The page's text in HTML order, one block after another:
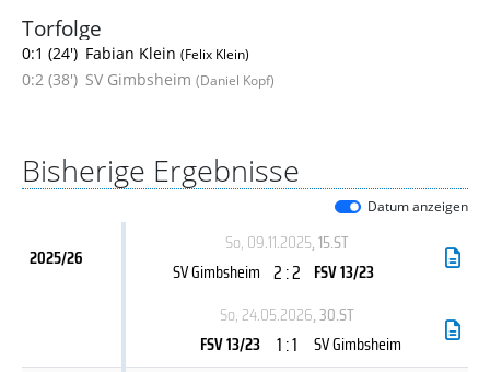
Torfolge
0:1 (24') Fabian Klein (Felix Klein)
0:2 (38') SV Gimbsheim (Daniel Kopf)
Bisherige Ergebnisse
Datum anzeigen
2025/26
So, 09.11.2025, 15.ST
SV Gimbsheim 2 : 2 FSV 13/23
So, 24.05.2026, 30.ST
FSV 13/23 1 : 1 SV Gimbsheim